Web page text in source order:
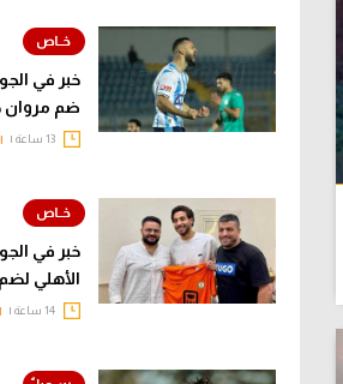
خبر في
ضم مروان
13 ساعة |
خبر في
الأهلي
14 ساعة |